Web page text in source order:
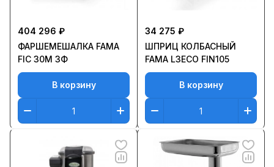
404 296 ₽
ФАРШЕМЕШАЛКА FAMA
FIC 30M 3Ф
В корзину
34 275 ₽
ШПРИЦ КОЛБАСНЫЙ
FAMA L3ECO FIN105
В корзину